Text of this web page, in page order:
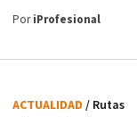
PoriProfesional
ACTUALIDAD / Rutas